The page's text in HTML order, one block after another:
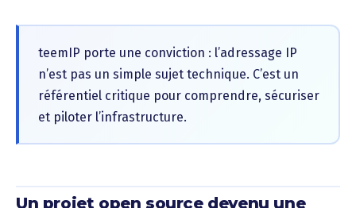
teemIP porte une conviction : l’adressage IP
n’est pas un simple sujet technique. C’est un
référentiel critique pour comprendre, sécuriser
et piloter l’infrastructure.
Un projet open source devenu une